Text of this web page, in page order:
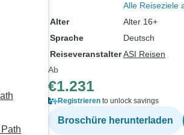
Alle Reiseziele
Alter
Alter 16+
Sprache
Deutsch
ReiseveranstalterASI Reisen
Ab
€1.231
Registrieren to unlock savings
Broschüre herunterladen